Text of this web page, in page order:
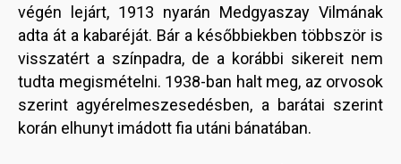
végén lejárt, 1913 nyarán Medgyaszay Vilmának
adta át a kabaréját. Bár a későbbiekben többször is
visszatért a színpadra, de a korábbi sikereit nem
tudta megismételni. 1938-ban halt meg, az orvosok
szerint agyérelmeszesedésben, a barátai szerint
korán elhunyt imádott fia utáni bánatában.